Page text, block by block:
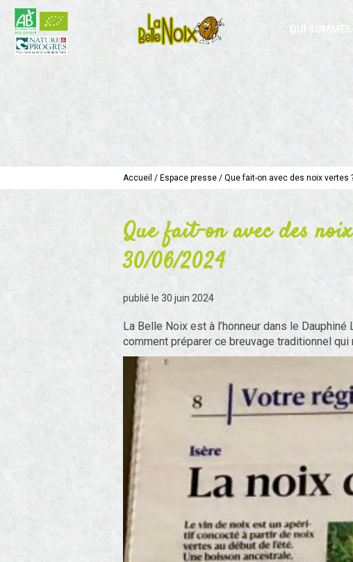
QUI
Accueil / Espace presse / Que fait-on avec des noix vertes
Que fait-on avec des
30/06/2024
publié le 30 juin 2024
La Belle Noix est à l’honneur dans le
comment préparer ce breuvage traditionnel